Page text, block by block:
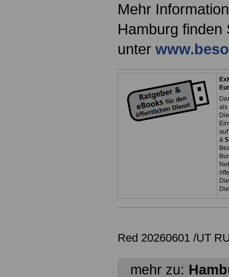
Mehr
Hamburg finden
unter
als
&
Red 20260601 /UT
mehr zu: